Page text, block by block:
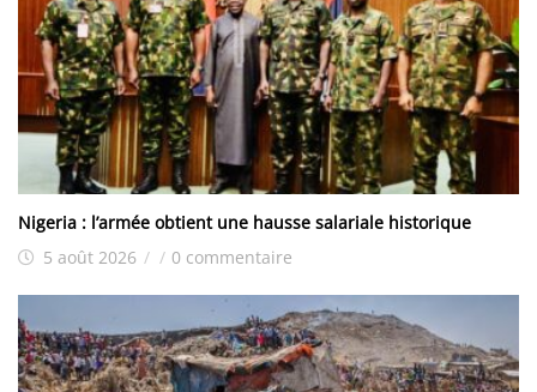
Nigeria : l’armée obtient une hausse salariale historique
5 août 2026 / / 0 commentaire